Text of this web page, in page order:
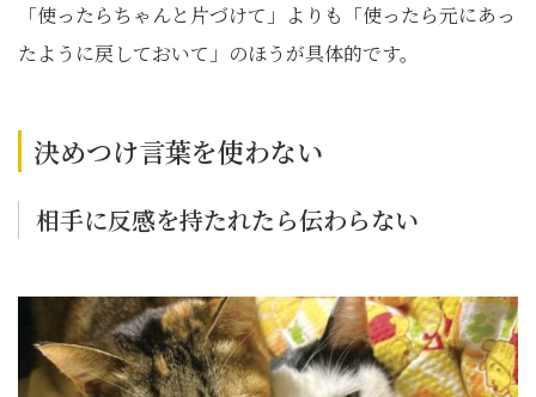
「使ったらちゃんと片づけて」よりも「使ったら元にあっ
たように戻しておいて」のほうが具体的です。
決めつけ言葉を使わない
相手に反感を持たれたら伝わらない